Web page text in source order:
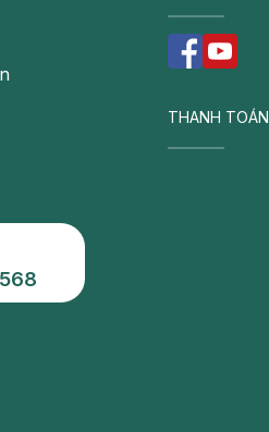
THANH TOÁN